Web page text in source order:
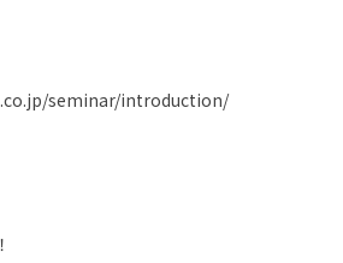
seminar/introduction/